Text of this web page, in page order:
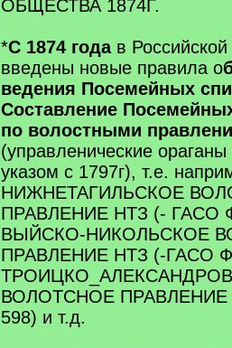
ОБЩЕСТВА 1874Г.
*С 1874 годав
введены новые правила о
ведения Посемейных
Составление
по волостными
(управленические
указом с 1797г), т.е.
НИЖНЕТАГИЛЬСКОЕ
ПРАВЛЕНИЕ НТЗ (- ГАСО
ВЫЙСКО-НИКОЛЬСКОЕ
ПРАВЛЕНИЕ НТЗ (-ГАСО
ВОЛОТСНОЕ ПРАВЛЕНИЕ
598) и т.д.